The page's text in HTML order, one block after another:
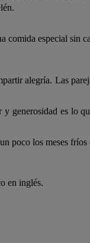
especial sin
alegría. Las
generosidad es lo
poco los meses
en inglés.